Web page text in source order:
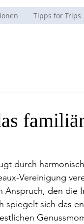
Tipps for Trips
durch
Vereinigung
Anspruch, den die
spiegelt sich das